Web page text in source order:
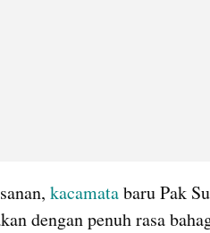
kacamata baru Pak
dengan penuh rasa